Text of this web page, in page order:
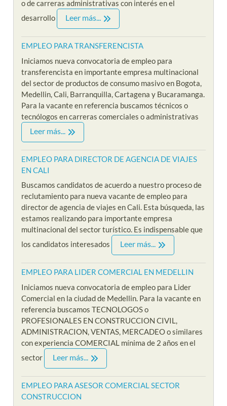
o de carreras administrativas con interés en el
desarrollo
Leer más...
EMPLEO PARA TRANSFERENCISTA
Iniciamos nueva convocatoria de empleo para
transferencista en importante empresa multinacional
del sector de productos de consumo masivo en Bogota,
Medellin, Cali, Barranquilla, Cartagena y Bucaramanga.
Para la vacante en referencia buscamos técnicos o
tecnólogos en carreras comerciales o administrativas
Leer más...
EMPLEO PARA DIRECTOR DE AGENCIA DE VIAJES
EN CALI
Buscamos candidatos de acuerdo a nuestro proceso de
reclutamiento para nueva vacante de empleo para
director de agencia de viajes en Cali. Esta búsqueda, las
estamos realizando para importante empresa
multinacional del sector turístico. Es indispensable que
los candidatos interesados
Leer más...
EMPLEO PARA LIDER COMERCIAL EN MEDELLIN
Iniciamos nueva convocatoria de empleo para Lider
Comercial en la ciudad de Medellin. Para la vacante en
referencia buscamos TECNOLOGOS o
PROFESIONALES EN CONSTRUCCION CIVIL,
ADMINISTRACION, VENTAS, MERCADEO o similares
con experiencia COMERCIAL mínima de 2 años en el
sector
Leer más...
EMPLEO PARA ASESOR COMERCIAL SECTOR
CONSTRUCCION